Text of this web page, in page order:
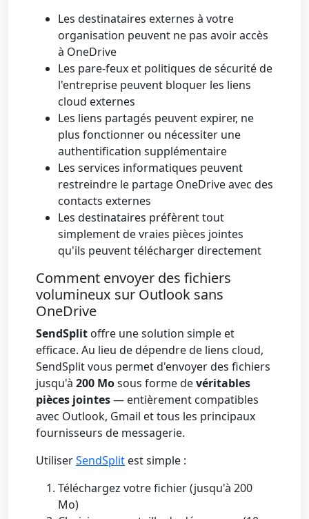
Les destinataires externes à votre
organisation peuvent ne pas avoir accès
à OneDrive
Les pare-feux et politiques de sécurité de
l'entreprise peuvent bloquer les liens
cloud externes
Les liens partagés peuvent expirer, ne
plus fonctionner ou nécessiter une
authentification supplémentaire
Les services informatiques peuvent
restreindre le partage OneDrive avec des
contacts externes
Les destinataires préfèrent tout
simplement de vraies pièces jointes
qu'ils peuvent télécharger directement
Comment envoyer des fichiers
volumineux sur Outlook sans
OneDrive
SendSplit offre une solution simple et
efficace. Au lieu de dépendre de liens cloud,
SendSplit vous permet d'envoyer des fichiers
jusqu'à 200 Mosous forme devéritables
pièces jointes— entièrement compatibles
avec Outlook, Gmail et tous les principaux
fournisseurs de messagerie.
UtiliserSendSplit est simple :
Téléchargez votre fichier (jusqu'à 200
Mo)